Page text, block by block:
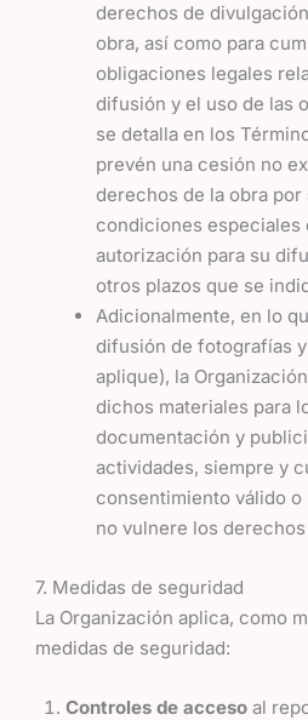
derechos de
obra, así como para
obligaciones legales
difusión y el uso de las
se detalla en los
prevén una cesión no
derechos de la obra por
condiciones especiales
autorización para su
otros plazos que se
Adicionalmente, en lo
difusión de fotografías
aplique), la
dichos materiales para
documentación y
actividades, siempre y
consentimiento válido
no vulnere los
7. Medidas de seguridad
La Organización aplica, como
medidas de seguridad:
Controles de accesoal